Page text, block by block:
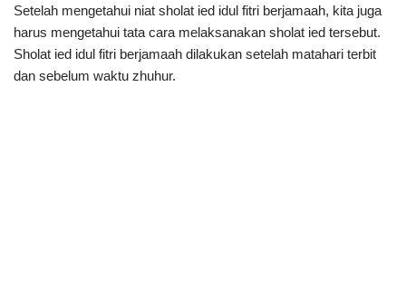
Setelah mengetahui niat sholat ied idul fitri berjamaah, kita juga
harus mengetahui tata cara melaksanakan sholat ied tersebut.
Sholat ied idul fitri berjamaah dilakukan setelah matahari terbit
dan sebelum waktu zhuhur.